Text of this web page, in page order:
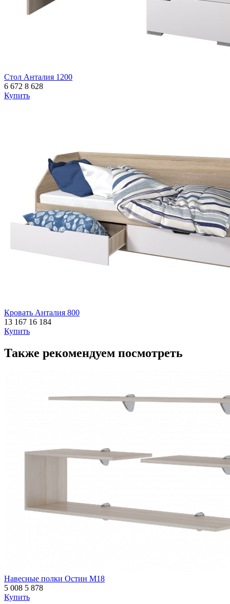
Стол Анталия 1200
6 672 8 628
Купить
Кровать Анталия 800
13 167 16 184
Купить
Также рекомендуем посмотреть
Навесные полки Остин М18
5 008 5 878
Купить